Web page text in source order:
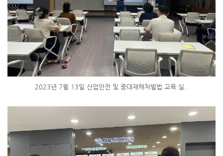
2023년 7월 13일 산업안전 및 중대재해처벌법 교육 실..